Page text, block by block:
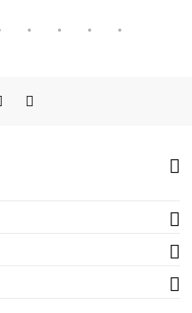
Instagram



